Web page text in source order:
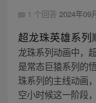
1 个回答 2024年09
超龙珠英雄系列
龙珠系列动画中，
是常态巨猿系列的
珠系列的主线动画
空小时候这一阶段